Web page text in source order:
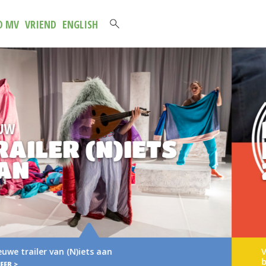
MV VRIEND ENGLISH
NIEUWE
BROCHURE
2027
Verse muziek voor het jongste publiek Voor u